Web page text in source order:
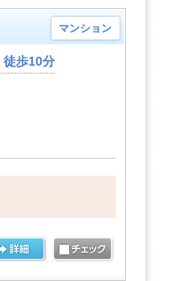
マンション
徒歩10分